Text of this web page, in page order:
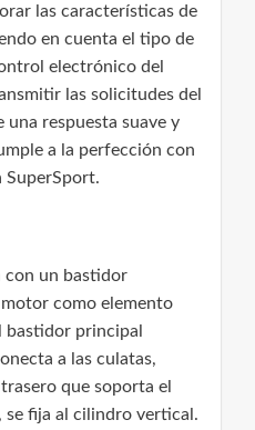
las características de
en cuenta el tipo de
electrónico del
las solicitudes del
respuesta suave y
a la perfección con
SuperSport.
con un bastidor
como elemento
principal
a las culatas,
que soporta el
se fija al cilindro vertical.